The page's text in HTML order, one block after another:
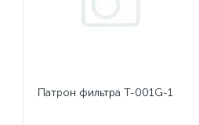
Патрон фильтра T-001G-1